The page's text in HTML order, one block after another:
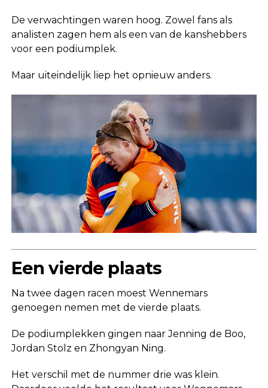
De verwachtingen waren hoog. Zowel fans als
analisten zagen hem als een van de kanshebbers
voor een podiumplek.
Maar uiteindelijk liep het opnieuw anders.
Een vierde plaats
Na twee dagen racen moest Wennemars
genoegen nemen met de vierde plaats.
De podiumplekken gingen naarJenning de Boo,
Jordan Stolz en Zhongyan Ning.
Het verschil met de nummer drie was klein.